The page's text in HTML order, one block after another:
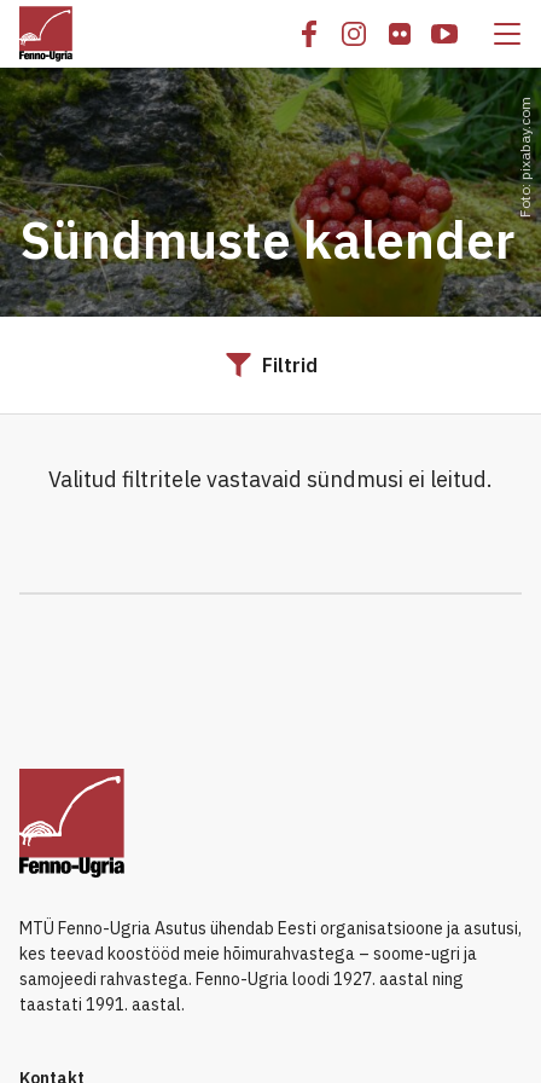
Foto: pixabay.com
Sündmuste kalender
Filtrid
Valitud filtritele vastavaid sündmusi ei leitud.
MTÜ Fenno-Ugria Asutus ühendab Eesti organisatsioone ja asutusi,
kes teevad koostööd meie hõimurahvastega – soome-ugri ja
samojeedi rahvastega. Fenno-Ugria loodi 1927. aastal ning
taastati 1991. aastal.
Kontakt